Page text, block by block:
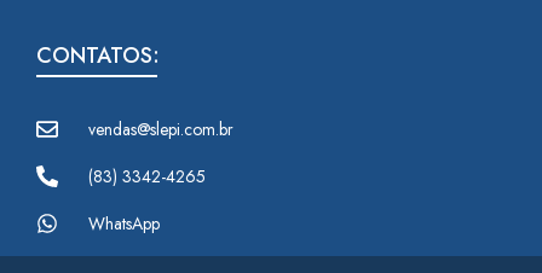
CONTATOS:
vendas@slepi.com.br
(83) 3342-4265
WhatsApp